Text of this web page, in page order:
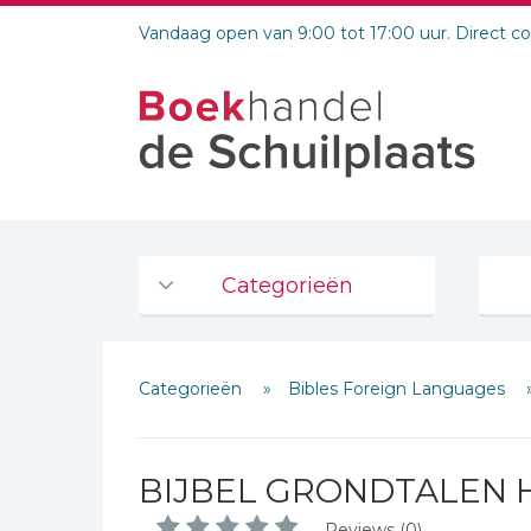
Vandaag open van 9:00 tot 17:00 uur. Direct
Categorieën
De Bijbel
Bijbelse Dagboeken 2026
Bijbelstudie groepen
Categorieën Bibles Foreign Languages
BIJBEL GRONDTALEN